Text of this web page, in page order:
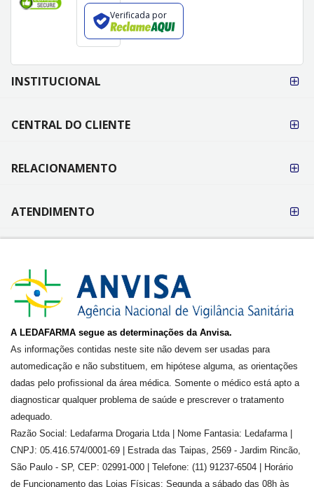
Verificada por
FORMAS DE
PAGAMENTO
INSTITUCIONAL
CENTRAL DO CLIENTE
RELACIONAMENTO
ATENDIMENTO
A LEDAFARMA segue as determinações da Anvisa.
As informações contidas neste site não devem ser usadas para
automedicação e não substituem, em hipótese alguma, as orientações
dadas pelo profissional da área médica. Somente o médico está apto a
diagnosticar qualquer problema de saúde e prescrever o tratamento
adequado.
Razão Social: Ledafarma Drogaria Ltda | Nome Fantasia: Ledafarma |
CNPJ: 05.416.574/0001-69 | Estrada das Taipas, 2569 - Jardim Rincão,
São Paulo - SP, CEP: 02991-000 | Telefone: (11) 91237-6504 | Horário
de Funcionamento das Lojas Físicas: Segunda a sábado das 08h às